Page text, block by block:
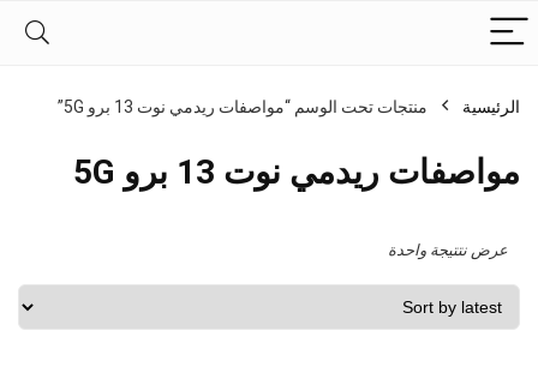
الرئيسية منتجات تحت الوسم “مواصفات ريدمي نوت 13 برو 5G”
مواصفات ريدمي نوت 13 برو 5G
عرض نتتيجة واحدة